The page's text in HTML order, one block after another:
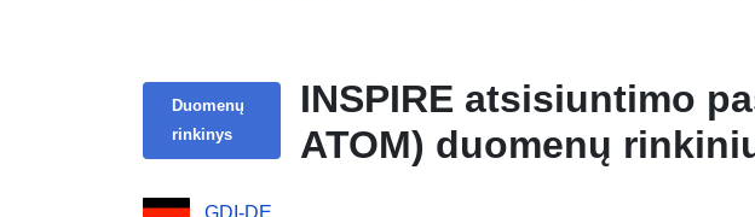
Duomenų
rinkinys
INSPIRE atsisiuntimo
ATOM) duomenų